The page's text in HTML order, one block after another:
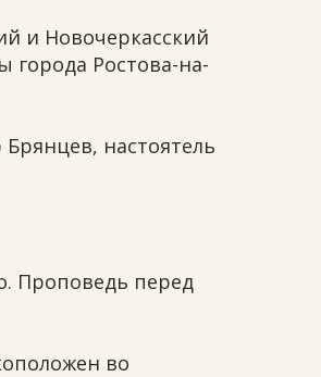
и Новочеркасский
Ростова-на-
настоятель
Проповедь перед
во